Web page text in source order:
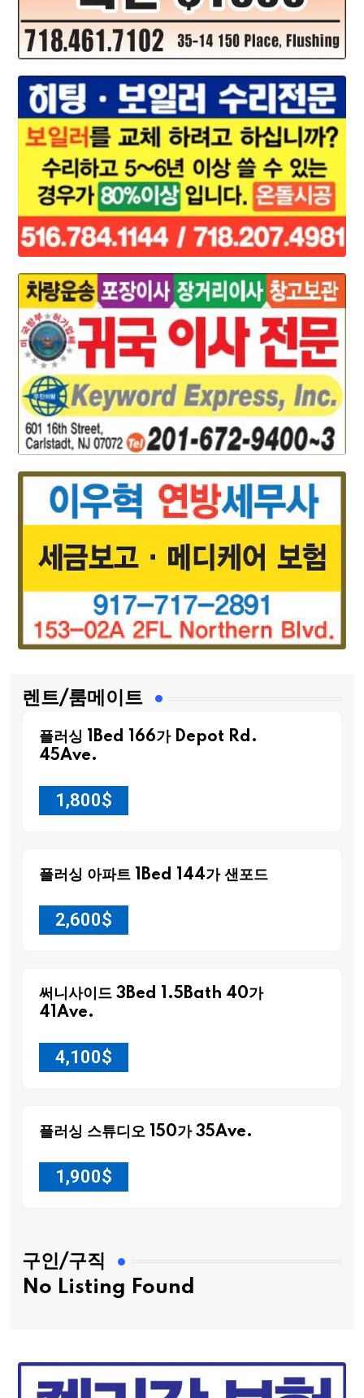
렌트/룸메이트
플러싱 1Bed 166가 Depot Rd.
45Ave.
1,800$
플러싱 아파트 1Bed 144가 샌포드
2,600$
써니사이드 3Bed 1.5Bath 40가
41Ave.
4,100$
플러싱 스튜디오 150가 35Ave.
1,900$
구인/구직
No Listing Found